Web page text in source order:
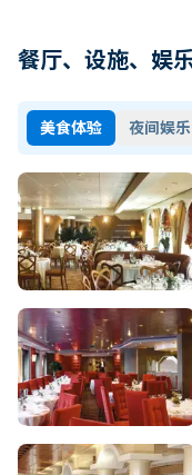
餐厅、设施、娱
美食体验 夜间娱乐